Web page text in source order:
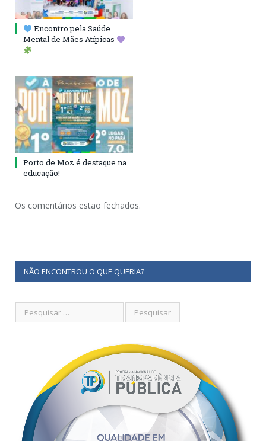
Encontro pela Saúde
Mental de Mães Atípicas
Porto de Moz é destaque na
educação!
Os comentários estão fechados.
NÃO ENCONTROU O QUE QUERIA?